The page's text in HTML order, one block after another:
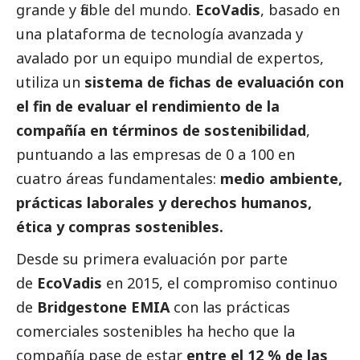
grande y fiable del mundo. EcoVadis, basado en
una plataforma de tecnología avanzada y
avalado por un equipo mundial de expertos,
utiliza un sistema de fichas de evaluación con
el fin de evaluar el rendimiento de la
compañía en términos de sostenibilidad,
puntuando a las empresas de 0 a 100 en
cuatro áreas fundamentales: medio ambiente,
prácticas laborales y derechos humanos,
ética y compras sostenibles.
Desde su primera evaluación por parte
de EcoVadis en 2015, el compromiso continuo
de Bridgestone EMIAcon las prácticas
comerciales sostenibles ha hecho que la
compañía pase de estar entre el 12 % de las